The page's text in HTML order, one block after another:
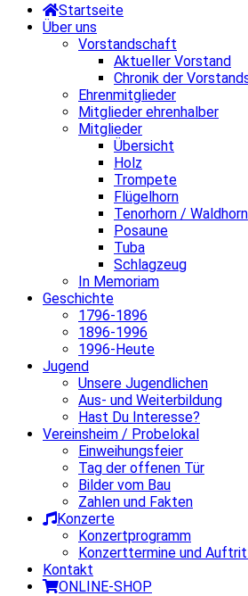
Startseite
Über uns
Vorstandschaft
Aktueller Vorstand
Chronik der
Ehrenmitglieder
Mitglieder ehrenhalber
Mitglieder
Übersicht
Holz
Trompete
Flügelhorn
Tenorhorn / Waldhorn
Posaune
Tuba
Schlagzeug
In Memoriam
Geschichte
1796-1896
1896-1996
1996-Heute
Jugend
Unsere Jugendlichen
Aus- und Weiterbildung
Hast Du Interesse?
Vereinsheim / Probelokal
Einweihungsfeier
Tag der offenen Tür
Bilder vom Bau
Zahlen und Fakten
Konzerte
Konzertprogramm
Konzerttermine und
Kontakt
ONLINE-SHOP